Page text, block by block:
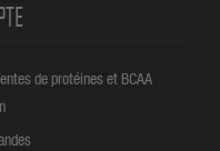
de protéines et BCAA